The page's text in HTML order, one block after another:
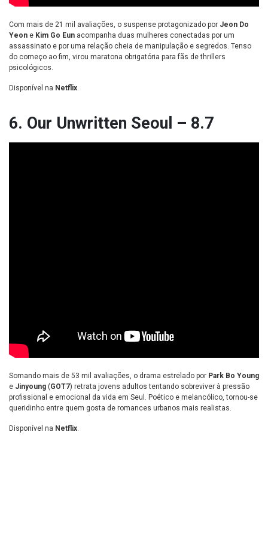
Com mais de 21 mil avaliações, o suspense protagonizado por Jeon Do
Yeon e Kim Go Eun acompanha duas mulheres conectadas por um
assassinato e por uma relação cheia de manipulação e segredos. Tenso
do começo ao fim, virou maratona obrigatória para fãs de thrillers
psicológicos.
Disponível na Netflix.
6. Our Unwritten Seoul – 8.7
Somando mais de 53 mil avaliações, o drama estrelado por Park Bo Young
e Jinyoung (GOT7) retrata jovens adultos tentando sobreviver à pressão
profissional e emocional da vida em Seul. Poético e melancólico, tornou-se
queridinho entre quem gosta de romances urbanos mais realistas.
Disponível na Netflix.